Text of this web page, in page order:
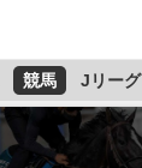
競馬 Jリーグ